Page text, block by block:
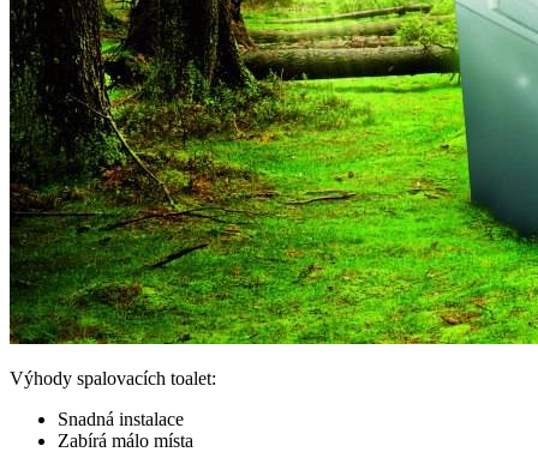
Výhody spalovacích toalet:
Snadná instalace
Zabírá málo místa